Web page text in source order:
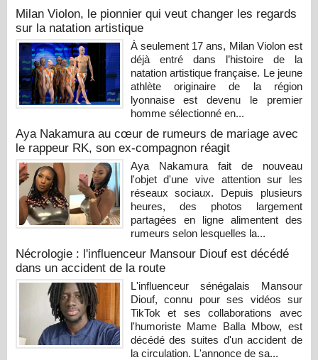
Milan Violon, le pionnier qui veut changer les regards
sur la natation artistique
À seulement 17 ans, Milan Violon est
déjà entré dans l’histoire de la
natation artistique française. Le jeune
athlète originaire de la région
lyonnaise est devenu le premier
homme sélectionné en...
Aya Nakamura au cœur de rumeurs de mariage avec
le rappeur RK, son ex-compagnon réagit
Aya Nakamura fait de nouveau
l'objet d'une vive attention sur les
réseaux sociaux. Depuis plusieurs
heures, des photos largement
partagées en ligne alimentent des
rumeurs selon lesquelles la...
Nécrologie : l'influenceur Mansour Diouf est décédé
dans un accident de la route
L'influenceur sénégalais Mansour
Diouf, connu pour ses vidéos sur
TikTok et ses collaborations avec
l'humoriste Mame Balla Mbow, est
décédé des suites d'un accident de
la circulation. L'annonce de sa...